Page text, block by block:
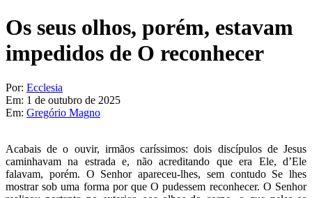
Os seus olhos, porém, estavam
impedidos de O reconhecer
Por: Ecclesia
Em: 1 de outubro de 2025
Em: Gregório Magno
Acabais de o ouvir, irmãos caríssimos: dois discípulos de Jesus
caminhavam na estrada e, não acreditando que era Ele, d’Ele
falavam, porém. O Senhor apareceu-lhes, sem contudo Se lhes
mostrar sob uma forma por que O pudessem reconhecer. O Senhor